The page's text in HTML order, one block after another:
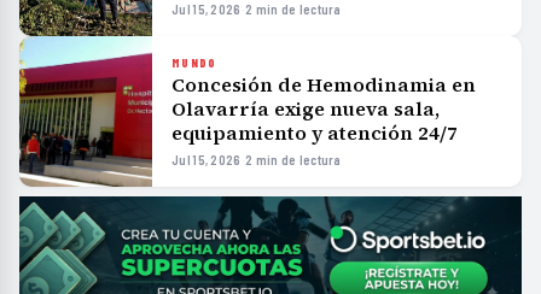
Jul 15, 2026 ·2 min de lectura
MUNDO
Concesión de Hemodinamia en
Olavarría exige nueva sala,
equipamiento y atención 24/7
Jul 15, 2026 ·2 min de lectura